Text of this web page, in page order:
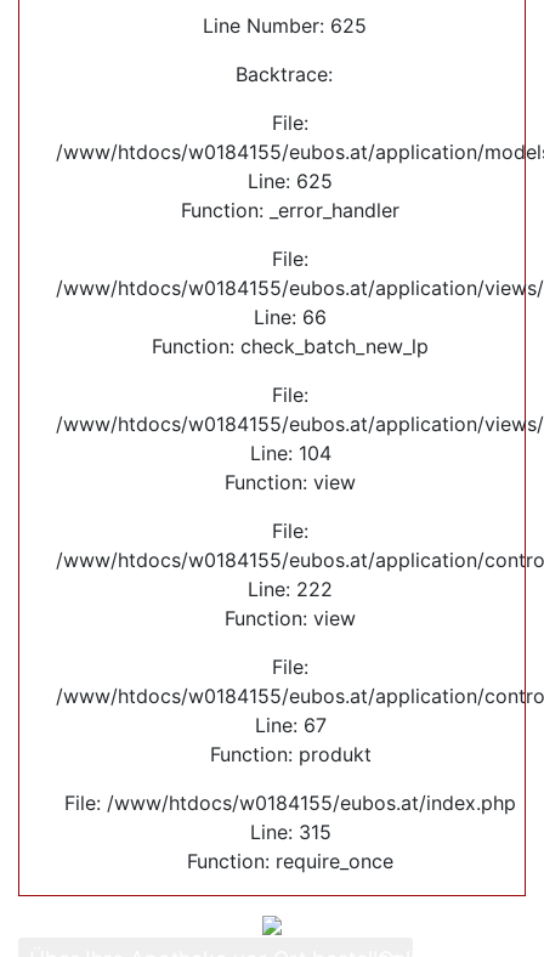
Line Number: 625
Backtrace:
File:
/www/htdocs/w0184155/eubos.at/application/
Line: 625
Function: _error_handler
File:
/www/htdocs/w0184155/eubos.at/application/
Line: 66
Function: check_batch_new_lp
File:
/www/htdocs/w0184155/eubos.at/application/
Line: 104
Function: view
File:
/www/htdocs/w0184155/eubos.at/application/
Line: 222
Function: view
File:
/www/htdocs/w0184155/eubos.at/application/
Line: 67
Function: produkt
File: /www/htdocs/w0184155/eubos.at/index.php
Line: 315
Function: require_once